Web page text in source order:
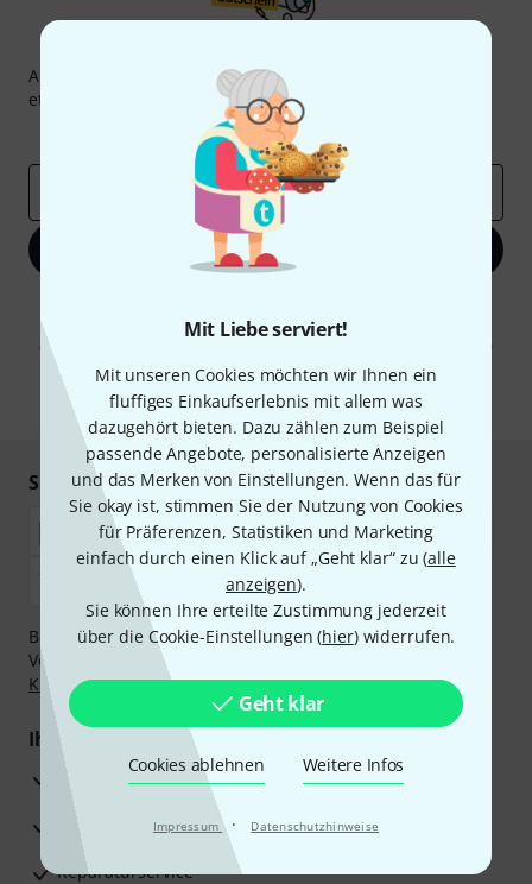
Mit Liebe serviert!
Mit unseren Cookies möchten wir Ihnen ein
fluffiges Einkaufserlebnis mit allem was
dazugehört bieten. Dazu zählen zum Beispiel
passende Angebote, personalisierte Anzeigen
und das Merken von Einstellungen. Wenn das für
Sie okay ist, stimmen Sie der Nutzung von Cookies
für Präferenzen, Statistiken und Marketing
einfach durch einen Klick auf „Geht klar“ zu (alle
anzeigen).
Sie können Ihre erteilte Zustimmung jederzeit
über die Cookie-Einstellungen (hier) widerrufen.
Geht klar
Cookies ablehnen Weitere Infos
Impressum · Datenschutzhinweise
Abonniere den Thomann Newsletter und gewinne mit
etwas Glück einen von
50 Gutscheinen
Inspirierende Beiträge
Deals
Jetzt anmelden
Werbung und einer Messung des E-Mail-Nutzungsverhaltens zu. Die
Abmeldung ist jederzeit möglich. Weitere Informationen finden Sie in
* Pflichtfeld
Sicher einkaufen & bezahlen
Bezahlen Sie vertraulich und sicher per Nachnahme,
Vorkasse, PayPal, Amazon Pay,
Klarna Ratenzahlungoder Kreditkarte.
Ihre Vorteile
3 Jahre Thomann Garantie
30 Tage Money-Back-Garantie
Reparaturservice